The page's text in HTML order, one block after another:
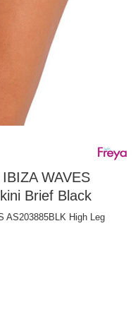
WAVES
Brief Black
AS203885BLK High Leg